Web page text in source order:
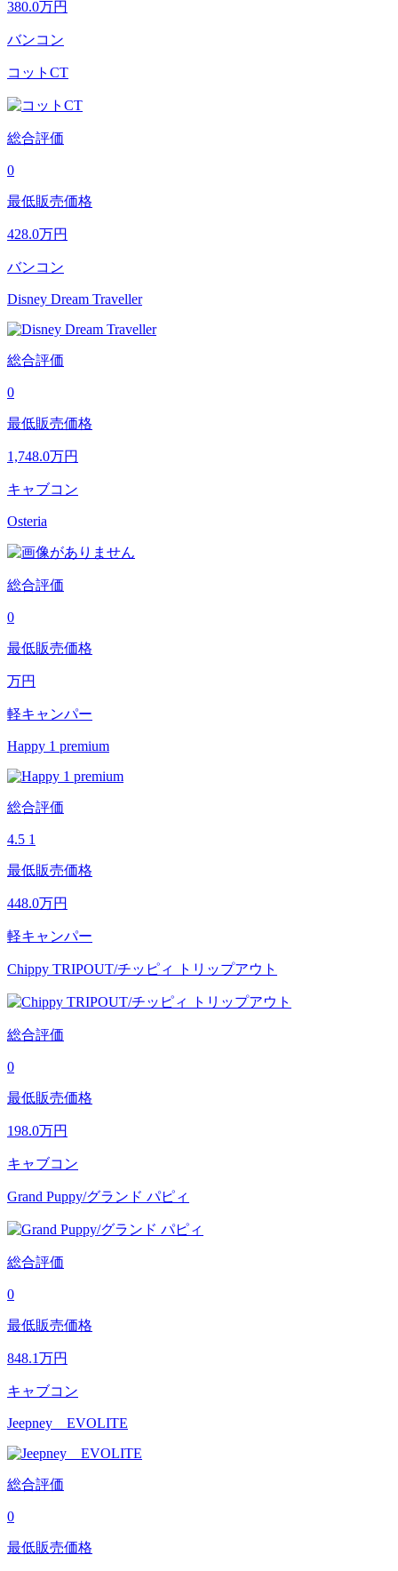
380.0万円
バンコン
コットCT
総合評価
0
最低販売価格
428.0万円
バンコン
Disney Dream Traveller
総合評価
0
最低販売価格
1,748.0万円
キャブコン
Osteria
総合評価
0
最低販売価格
万円
軽キャンパー
Happy 1 premium
総合評価
4.5 1
最低販売価格
448.0万円
軽キャンパー
Chippy TRIPOUT/チッピィ トリップアウト
総合評価
0
最低販売価格
198.0万円
キャブコン
Grand Puppy/グランド パピィ
総合評価
0
最低販売価格
848.1万円
キャブコン
Jeepney EVOLITE
総合評価
0
最低販売価格